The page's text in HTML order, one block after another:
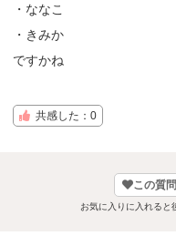
・ななこ
・きみか
ですかね
共感した：0
この質
お気に入りに入れると